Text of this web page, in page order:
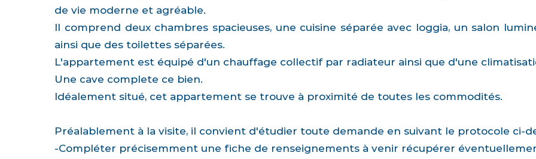
de vie moderne et agréable.
Il comprend deux chambres spacieuses, une cuisine séparée avec loggia, un salon
ainsi que des toilettes séparées.
L'appartement est équipé d'un chauffage collectif par radiateur ainsi que d'une
Une cave complete ce bien.
Idéalement situé, cet appartement se trouve à proximité de toutes les commodités.
Préalablement à la visite, il convient d'étudier toute demande en suivant le protocole ci-
-Compléter précisemment une fiche de renseignements à venir récupérer